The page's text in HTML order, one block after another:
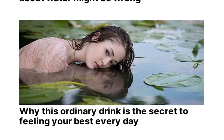
Why this ordinary drink is the secret to
feeling your best every day